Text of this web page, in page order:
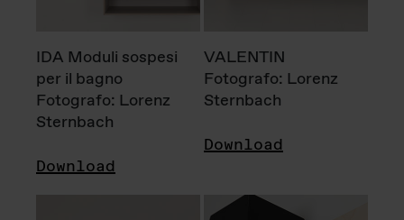
IDA Moduli sospesi
per il bagno
Fotografo: Lorenz
Sternbach
Download
VALENTIN
Fotografo: Lorenz
Sternbach
Download